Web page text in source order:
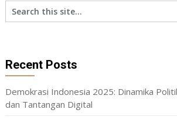
Recent Posts
Demokrasi Indonesia 2025: Dinamika
dan Tantangan Digital